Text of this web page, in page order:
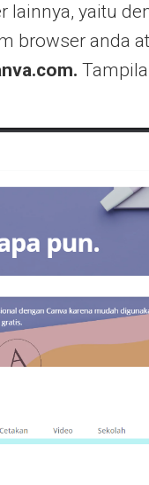
lainnya, yaitu
browser anda